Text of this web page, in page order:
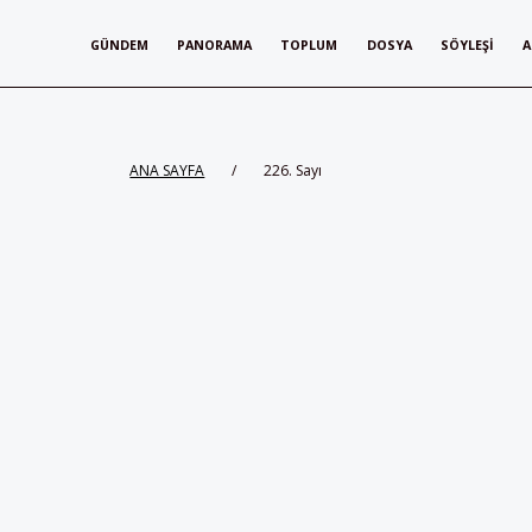
GÜNDEM PANORAMA TOPLUM DOSYA SÖYLEŞI
ANA SAYFA / 226. Sayı